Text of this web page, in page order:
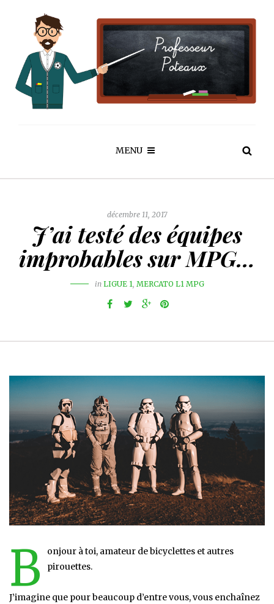
MENU
décembre 11, 2017
J’ai testé des équipes
improbables sur MPG…
in LIGUE 1, MERCATO L1 MPG
B
onjour à toi, amateur de bicyclettes et autres
pirouettes.
J’imagine que pour beaucoup d’entre vous, vous enchaînez